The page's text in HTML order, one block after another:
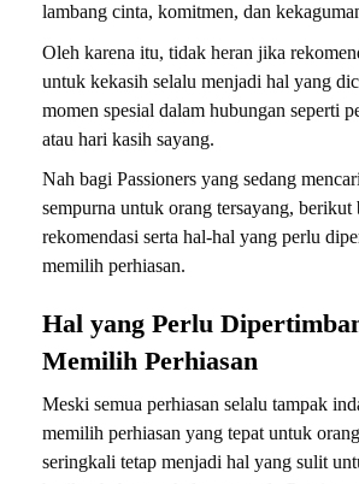
lambang cinta, komitmen, dan
Oleh karena itu, tidak heran jika
untuk kekasih selalu menjadi hal yang
momen spesial dalam hubungan seperti
atau hari kasih sayang.
Nah bagi Passioners yang sedang
sempurna untuk orang tersayang, berikut
rekomendasi serta hal-hal yang perlu
memilih perhiasan.
Hal yang Perlu
Memilih Perhiasan
Meski semua perhiasan selalu tampak
memilih perhiasan yang tepat untuk
seringkali tetap menjadi hal yang sulit